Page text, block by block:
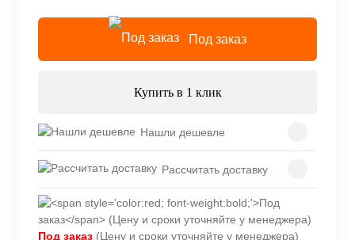
Под заказ
Купить в 1 клик
Нашли дешевле
Рассчитать доставку
Под заказ (Цену и сроки уточняйте у менеджера)